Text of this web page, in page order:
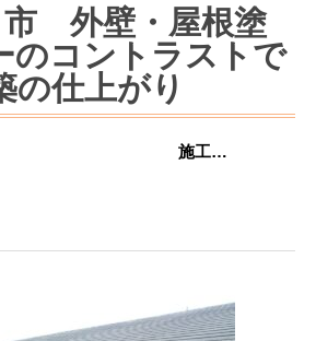
市 外壁・屋根塗
コントラストで
の仕上がり
施工…